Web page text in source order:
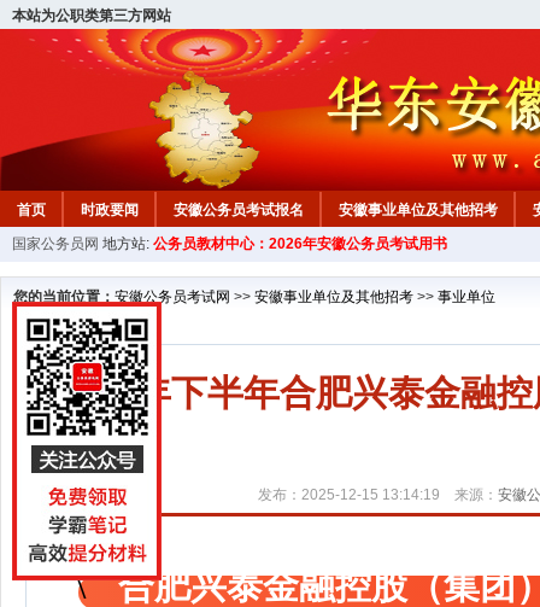
本站为公职类第三方网站
首页 时政要闻 安徽公务员考试报名 安徽事业单位及其他招考
安徽公务员行测试题 在线咨询 教材中心
国家公务员网 地方站: 公务员教材中心：2026年安徽公务员考试用书
您的当前位置： 安徽公务员考试网 >> 安徽事业单位及其他招考 >> 事业单位
2025年下半年合肥兴泰金融
发布：2025-12-15 13:14:19 来源： 安徽
合肥兴泰金融控股（集团